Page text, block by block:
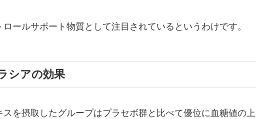
ールサポート物質として注目されているというわけです。
シアの効果
を摂取したグループはプラセボ群と比べて優位に血糖値の上